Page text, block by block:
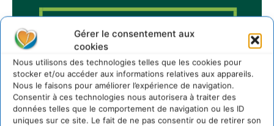
Gérer le consentement aux
cookies
Nous utilisons des technologies telles que les cookies pour
stocker et/ou accéder aux informations relatives aux appareils.
Nous le faisons pour améliorer l’expérience de navigation.
Consentir à ces technologies nous autorisera à traiter des
données telles que le comportement de navigation ou les ID
uniques sur ce site. Le fait de ne pas consentir ou de retirer son